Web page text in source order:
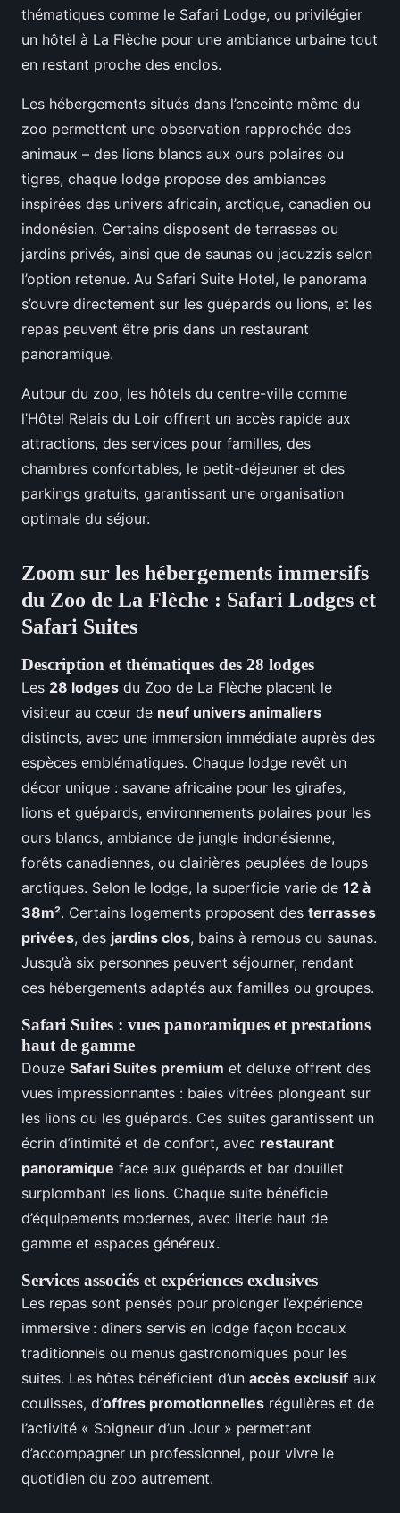
thématiques comme le Safari Lodge, ou privilégier
un hôtel à La Flèche pour une ambiance urbaine tout
en restant proche des enclos.
Les hébergements situés dans l’enceinte même du
zoo permettent une observation rapprochée des
animaux – des lions blancs aux ours polaires ou
tigres, chaque lodge propose des ambiances
inspirées des univers africain, arctique, canadien ou
indonésien. Certains disposent de terrasses ou
jardins privés, ainsi que de saunas ou jacuzzis selon
l’option retenue. Au Safari Suite Hotel, le panorama
s’ouvre directement sur les guépards ou lions, et les
repas peuvent être pris dans un restaurant
panoramique.
Autour du zoo, les hôtels du centre-ville comme
l’Hôtel Relais du Loir offrent un accès rapide aux
attractions, des services pour familles, des
chambres confortables, le petit-déjeuner et des
parkings gratuits, garantissant une organisation
optimale du séjour.
Zoom sur les hébergements immersifs
du Zoo de La Flèche : Safari Lodges et
Safari Suites
Description et thématiques des 28 lodges
Les 28 lodges du Zoo de La Flèche placent le
visiteur au cœur de neuf univers animaliers
distincts, avec une immersion immédiate auprès des
espèces emblématiques. Chaque lodge revêt un
décor unique : savane africaine pour les girafes,
lions et guépards, environnements polaires pour les
ours blancs, ambiance de jungle indonésienne,
forêts canadiennes, ou clairières peuplées de loups
arctiques. Selon le lodge, la superficie varie de 12 à
38m². Certains logements proposent des terrasses
privées, des jardins clos, bains à remous ou saunas.
Jusqu’à six personnes peuvent séjourner, rendant
ces hébergements adaptés aux familles ou groupes.
Safari Suites : vues panoramiques et prestations
haut de gamme
Douze Safari Suites premium et deluxe offrent des
vues impressionnantes : baies vitrées plongeant sur
les lions ou les guépards. Ces suites garantissent un
écrin d’intimité et de confort, avec restaurant
panoramique face aux guépards et bar douillet
surplombant les lions. Chaque suite bénéficie
d’équipements modernes, avec literie haut de
gamme et espaces généreux.
Services associés et expériences exclusives
Les repas sont pensés pour prolonger l’expérience
immersive : dîners servis en lodge façon bocaux
traditionnels ou menus gastronomiques pour les
suites. Les hôtes bénéficient d’un accès exclusif aux
coulisses, d’offres promotionnelles régulières et de
l’activité « Soigneur d’un Jour » permettant
d’accompagner un professionnel, pour vivre le
quotidien du zoo autrement.